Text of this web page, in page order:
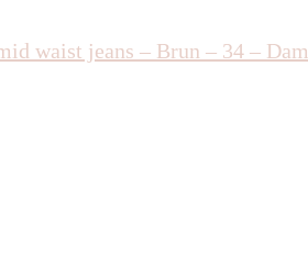
waist jeans – Brun – 34 – Dam